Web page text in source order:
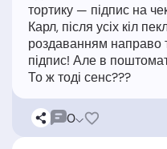
тортику — підпис на
Карл, після усіх кіл
роздаванням направо
підпис! Але в
0